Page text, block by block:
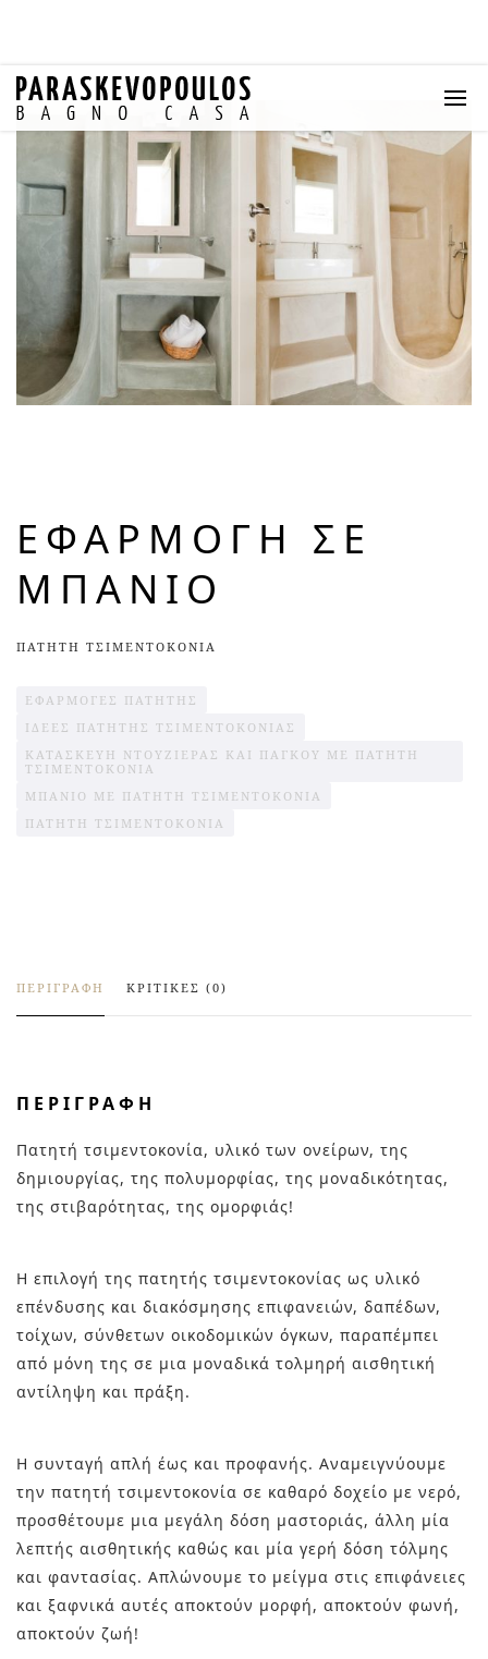
ΕΦΑΡΜΟΓΗ ΣΕ
ΜΠΑΝΙΟ
ΠΑΤΗΤΗ ΤΣΙΜΕΝΤΟΚΟΝΙΑ
ΕΦΑΡΜΟΓΕΣ ΠΑΤΗΤΗΣ
ΙΔΕΕΣ ΠΑΤΗΤΗΣ ΤΣΙΜΕΝΤΟΚΟΝΙΑΣ
ΚΑΤΑΣΚΕΥΗ ΝΤΟΥΖΙΕΡΑΣ ΚΑΙ ΠΆΓΚΟΥ ΜΕ ΠΑΤΗΤΗ
ΤΣΙΜΕΝΤΟΚΟΝΙΑ
ΜΠΑΝΙΟ ΜΕ ΠΑΤΗΤΗ ΤΣΙΜΕΝΤΟΚΟΝΙΑ
ΠΑΤΗΤΗ ΤΣΙΜΕΝΤΟΚΟΝΙΑ
ΠΕΡΙΓΡΑΦΉ ΚΡΙΤΙΚΈΣ (0)
ΠΕΡΙΓΡΑΦΉ
Πατητή τσιμεντοκονία, υλικό των ονείρων, της
δημιουργίας, της πολυμορφίας, της μοναδικότητας,
της στιβαρότητας, της ομορφιάς!
Η επιλογή της πατητής τσιμεντοκονίας ως υλικό
επένδυσης και διακόσμησης επιφανειών, δαπέδων,
τοίχων, σύνθετων οικοδομικών όγκων, παραπέμπει
από μόνη της σε μια μοναδικά τολμηρή αισθητική
αντίληψη και πράξη.
Η συνταγή απλή έως και προφανής. Αναμειγνύουμε
την πατητή τσιμεντοκονία σε καθαρό δοχείο με νερό,
προσθέτουμε μια μεγάλη δόση μαστοριάς, άλλη μία
λεπτής αισθητικής καθώς και μία γερή δόση τόλμης
και φαντασίας. Απλώνουμε το μείγμα στις επιφάνειες
και ξαφνικά αυτές αποκτούν μορφή, αποκτούν φωνή,
αποκτούν ζωή!